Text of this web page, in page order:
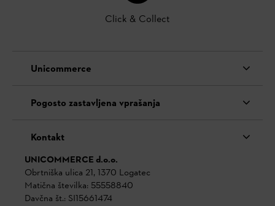
Click & Collect
Unicommerce
Pogosto zastavljena vprašanja
Kontakt
UNICOMMERCE d.o.o.
Obrtniška ulica 21, 1370 Logatec
Matična številka: 55558840
Davčna št.: SI15661474